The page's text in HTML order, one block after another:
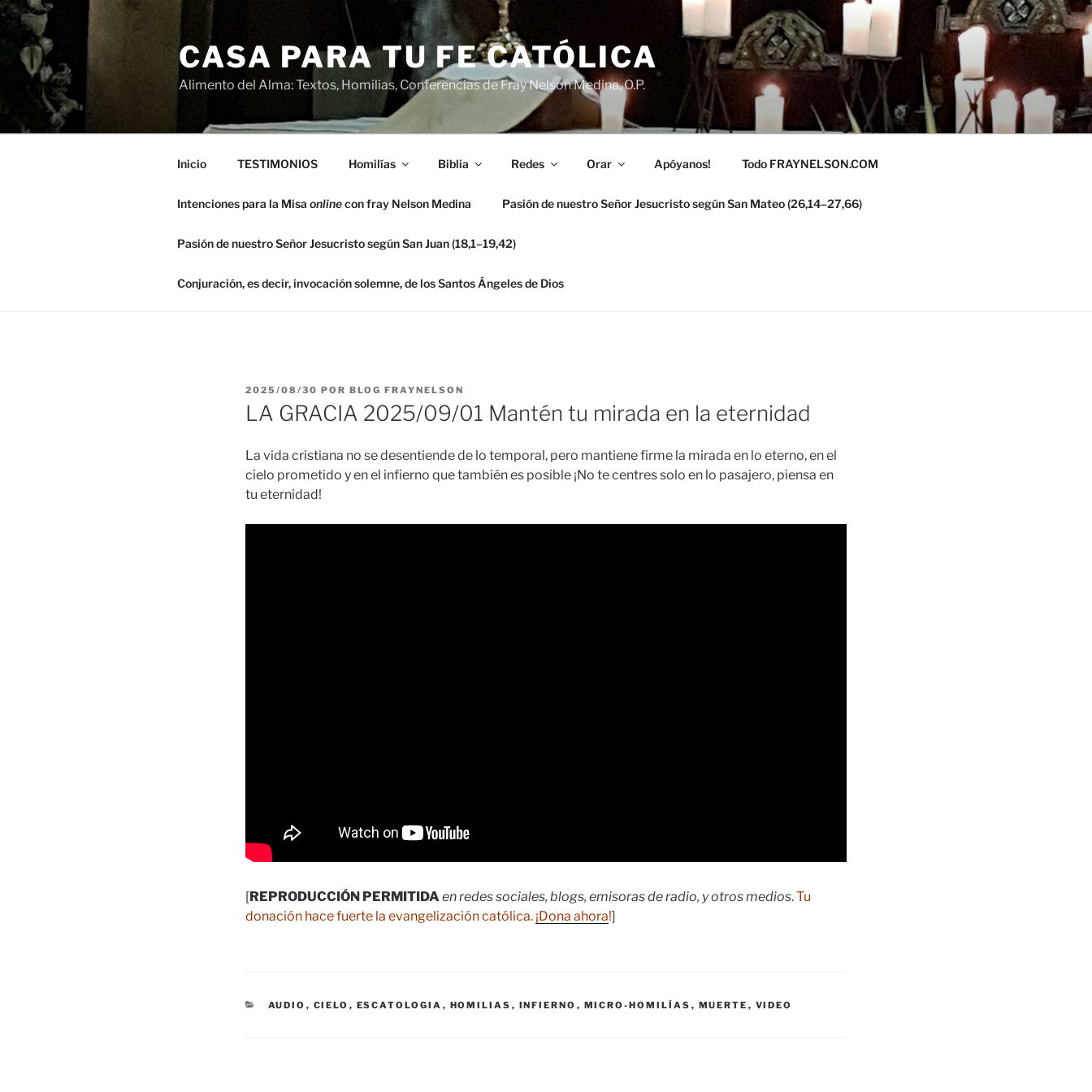
Saltar
contenido
CASA PARA TU FE CATÓLICA
Alimento del Alma: Textos, Homilias, Conferencias de Fray Nelson Medina, O.P.
Inicio TESTIMONIOS Homilías Biblia Redes Orar Apóyanos! Todo FRAYNELSON.COM
Intenciones para la Misa onlinecon fray Nelson Medina Pasión de nuestro Señor Jesucristo según San Mateo (26,14–27,66)
Pasión de nuestro Señor Jesucristo según San Juan (18,1–19,42)
Conjuración, es decir, invocación solemne, de los Santos Ángeles de Dios
PUBLICADO
EL
2025/08/30 POR BLOG FRAYNELSON
LA GRACIA 2025/09/01 Mantén tu mirada en la eternidad
La vida cristiana no se desentiende de lo temporal, pero mantiene firme la mirada en lo eterno, en el
cielo prometido y en el infierno que también es posible ¡No te centres solo en lo pasajero, piensa en
tu eternidad!
[REPRODUCCIÓN PERMITIDA en redes sociales, blogs, emisoras de radio, y otros medios.Tu
donación hace fuerte la evangelización católica. ¡Dona ahora!]
CATEGORÍAS
AUDIO , CIELO , ESCATOLOGIA , HOMILIAS , INFIERNO , MICRO-HOMILÍAS , MUERTE , VIDEO